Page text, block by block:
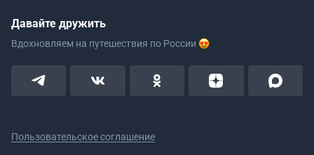
Давайте дружить
Вдохновляем на путешествия по России
Пользовательское соглашение